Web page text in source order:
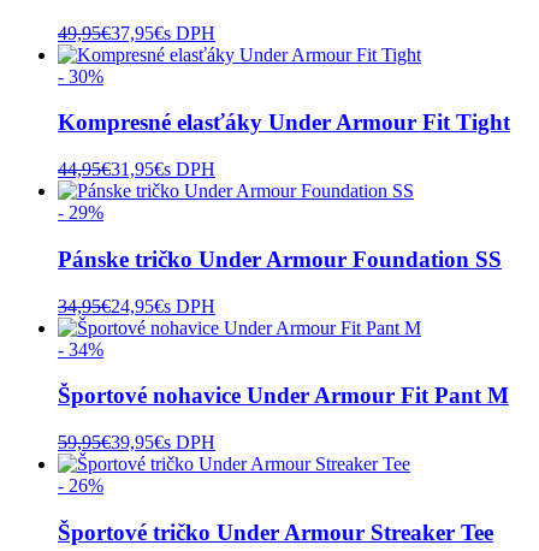
49,95€37,95€s DPH
- 30%
Kompresné elasťáky Under Armour Fit Tight
44,95€31,95€s DPH
- 29%
Pánske tričko Under Armour Foundation SS
34,95€24,95€s DPH
- 34%
Športové nohavice Under Armour Fit Pant M
59,95€39,95€s DPH
- 26%
Športové tričko Under Armour Streaker Tee